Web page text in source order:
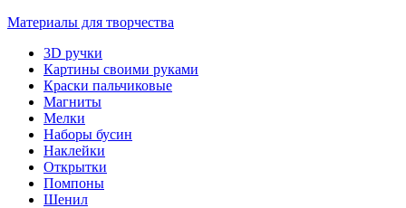
Материалы для творчества
3D ручки
Картины своими руками
Краски пальчиковые
Магниты
Мелки
Наборы бусин
Наклейки
Открытки
Помпоны
Шенил